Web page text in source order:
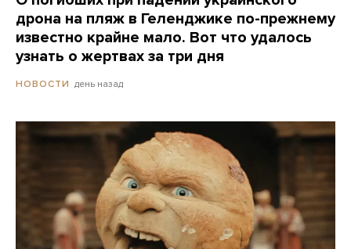
дрона на пляж в Геленджике по-прежнему
известно крайне мало. Вот что удалось
узнать о жертвах за три дня
НОВОСТИ день назад